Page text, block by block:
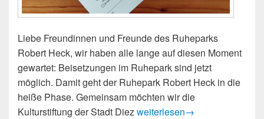
Liebe Freundinnen und Freunde des Ruheparks
Robert Heck, wir haben alle lange auf diesen Moment
gewartet: Beisetzungen im Ruhepark sind jetzt
möglich. Damit geht der Ruhepark Robert Heck in die
heiße Phase. Gemeinsam möchten wir die
Kulturstiftung der Stadt DiezKulturstiftung: Interesse
weiterlesen→